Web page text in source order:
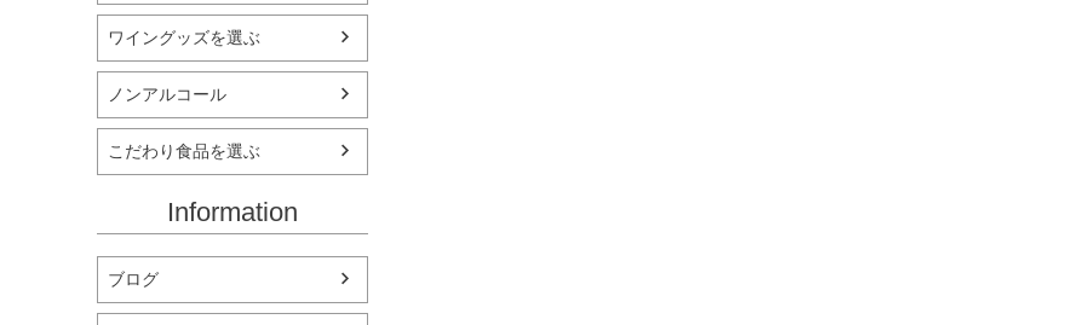
ワイングッズを選ぶ
ノンアルコール
こだわり食品を選ぶ
Information
ブログ